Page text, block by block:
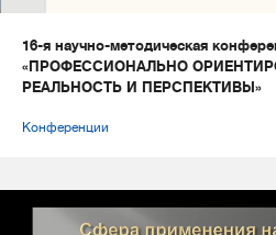
16-я научно-методическая
«ПРОФЕССИОНАЛЬНО
РЕАЛЬНОСТЬ И ПЕРСПЕКТИВЫ»
Конференции